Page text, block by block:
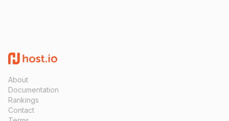
About
Documentation
Rankings
Contact